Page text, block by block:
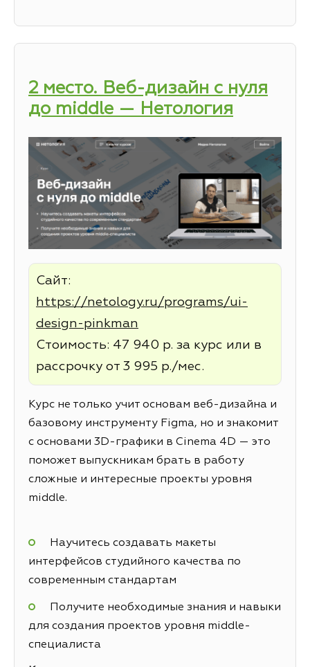
2 место. Веб-дизайн с нуля
до middle — Нетология
Сайт:
https://netology.ru/programs/ui-
design-pinkman
Стоимость: 47 940 р. за курс или в
рассрочку от 3 995 р./мес.
Курс не только учит основам веб-дизайна и
базовому инструменту Figma, но и знакомит
с основами 3D-графики в Cinema 4D — это
поможет выпускникам брать в работу
сложные и интересные проекты уровня
middle.
Научитесь создавать макеты
интерфейсов студийного качества по
современным стандартам
Получите необходимые знания и навыки
для создания проектов уровня middle-
специалиста